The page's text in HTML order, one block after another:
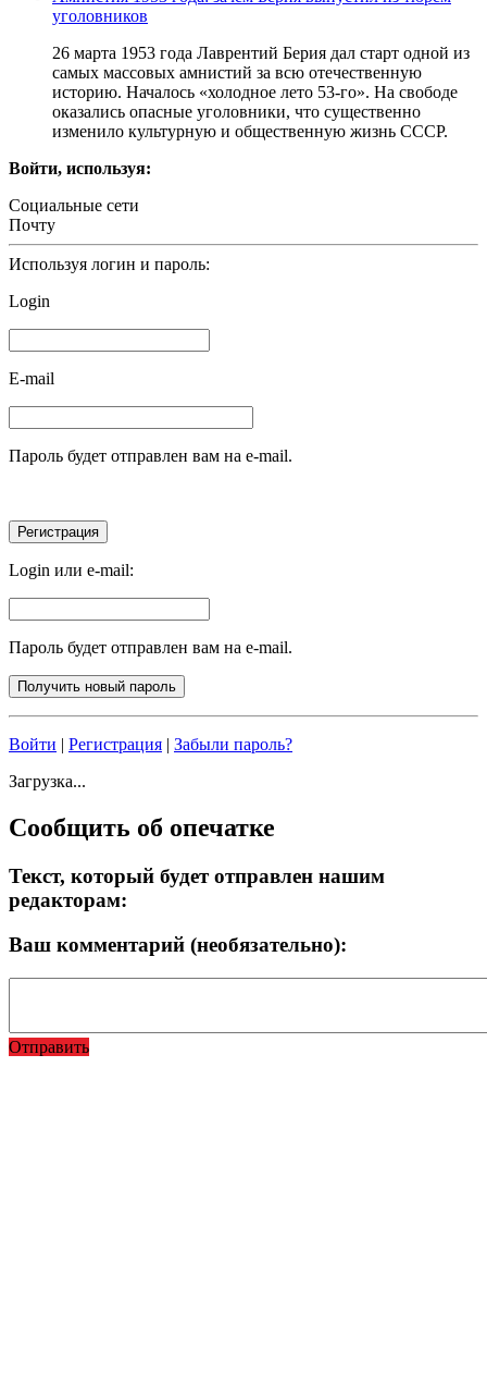
уголовников
26 марта 1953 года Лаврентий Берия дал старт одной из
самых массовых амнистий за всю отечественную
историю. Началось «холодное лето 53-го». На свободе
оказались опасные уголовники, что существенно
изменило культурную и общественную жизнь СССР.
Войти, используя:
Социальные сети
Почту
Используя логин и пароль:
Login
E-mail
Пароль будет отправлен вам на e-mail.
Login или e-mail:
Пароль будет отправлен вам на e-mail.
Войти | Регистрация | Забыли пароль?
Загрузка...
Сообщить об опечатке
Текст, который будет отправлен нашим
редакторам:
Ваш комментарий (необязательно):
Отправить